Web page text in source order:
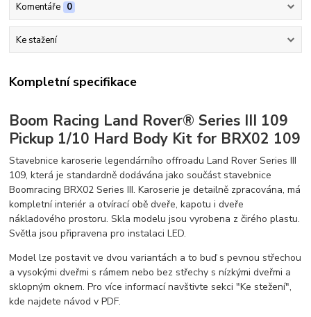
Komentáře 0
Ke stažení
Kompletní specifikace
Boom Racing Land Rover® Series III 109
Pickup 1/10 Hard Body Kit for BRX02 109
Stavebnice karoserie legendárního offroadu Land Rover Series III
109, která je standardně dodávána jako součást stavebnice
Boomracing BRX02 Series III. Karoserie je detailně zpracována, má
kompletní interiér a otvírací obě dveře, kapotu i dveře
nákladového prostoru. Skla modelu jsou vyrobena z čirého plastu.
Světla jsou připravena pro instalaci LED.
Model lze postavit ve dvou variantách a to buď s pevnou střechou
a vysokými dveřmi s rámem nebo bez střechy s nízkými dveřmi a
sklopným oknem. Pro více informací navštivte sekci "Ke stežení",
kde najdete návod v PDF.